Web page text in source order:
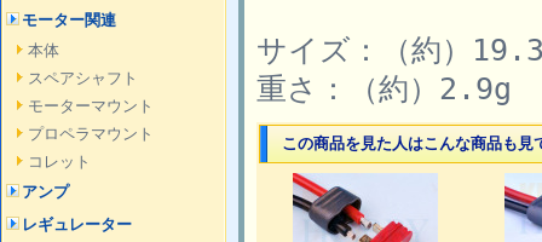
モーター関連
本体
スペアシャフト
モーターマウント
プロペラマウント
コレット
アンプ
レギュレーター
サイズ：（約）
重さ：（約）2.9g
この商品を見た人はこんな商品も見